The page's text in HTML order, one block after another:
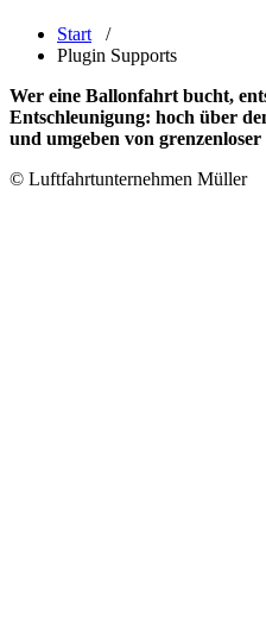
Start /
Plugin Supports
Wer eine Ballonfahrt bucht,
Entschleunigung: hoch über
und umgeben von grenzenloser
© Luftfahrtunternehmen Müller